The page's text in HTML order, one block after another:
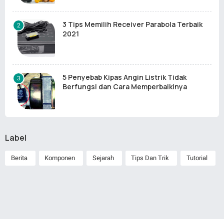
3 Tips Memilih Receiver Parabola Terbaik
2021
5 Penyebab Kipas Angin Listrik Tidak
Berfungsi dan Cara Memperbaikinya
Label
Berita Komponen Sejarah Tips Dan Trik Tutorial